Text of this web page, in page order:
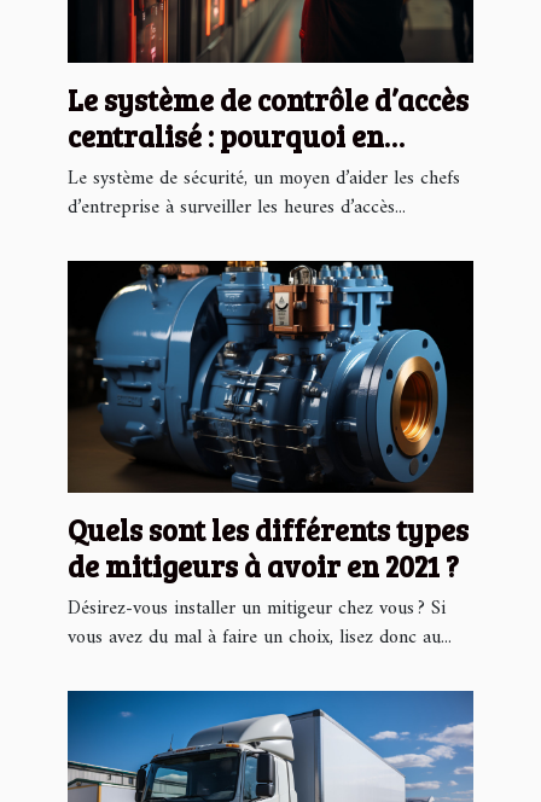
Le système de contrôle d’accès
centralisé : pourquoi en
avoir ?
Le système de sécurité, un moyen d’aider les chefs
d’entreprise à surveiller les heures d’accès...
Quels sont les différents types
de mitigeurs à avoir en 2021 ?
Désirez-vous installer un mitigeur chez vous ? Si
vous avez du mal à faire un choix, lisez donc au...